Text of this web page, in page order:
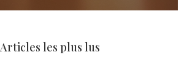
Articles les plus lus